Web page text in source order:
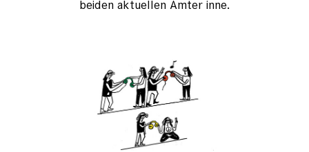
beiden aktuellen Ämter inne.